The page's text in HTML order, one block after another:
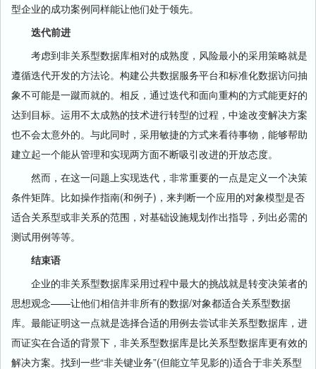
型企业的成功案例同样能让他们处于领先。
迭代前进
考虑到非关系型数据库相对的成熟度，风险最小的采用策略就是
遵循迭代开发的方法论。构建公共数据服务平台和标准化数据访问抽
象不可能是一蹴而就的。相反，通过迭代和面向重构的方式能更好的
达到目标。运用不太成熟的技术进行转型的过程，中途改变解决方案
也不会太意外的。与此同时，采用敏捷的方式来看待事物，能够帮助
建立起一个能从管理和实现两方面不断吸引改进的开放态度。
然而，在这一问题上实现迭代，非常重要的一点是定义一个决策
条件矩阵。比如操作指南(和例子)，来判断一个应用的对象模型是否
适合关系型或非关系的范围，对基础设施规划作出指导，列出必需的
测试用例等等。
结束语
企业的非关系型数据库采用过程中最大的挑战就是转变决策者的
思想观念——让他们相信并非所有的数据/对象都适合关系型数据
库。最能证明这一点就是选择合适的用例去尝试非关系型数据库，进
而证实在合适的背景下，非关系型数据库是比关系型数据库更有效的
解决方案。找到一些“非关键业务”(但能立竿见影的)适合于非关系型